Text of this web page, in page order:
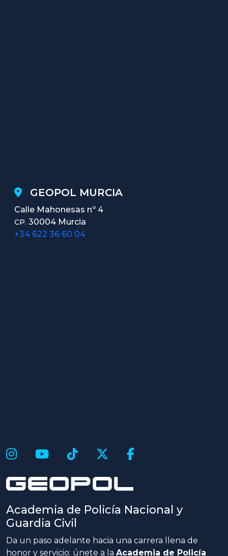
GEOPOL MURCIA
Calle Mahonesas nº 4
CP. 30004 Murcia
+34 622 36 60 04
Academia de Policía Nacional y
Guardia Civil
Da un paso adelante hacia una carrera llena de
honor y servicio: únete a la Academia de Policía